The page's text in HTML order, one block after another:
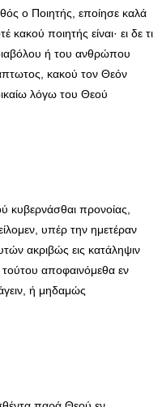
ο Ποιητής, εποίησε καλά
ποιητής είναι· ει δε τι
ή του ανθρώπου
κακού τον Θεόν
λόγω του Θεού
κυβερνάσθαι προνοίας,
υπέρ την ημετέραν
ακριβώς εις κατάληψιν
τούτου αποφαινόμεθα εν
ή μηδαμώς